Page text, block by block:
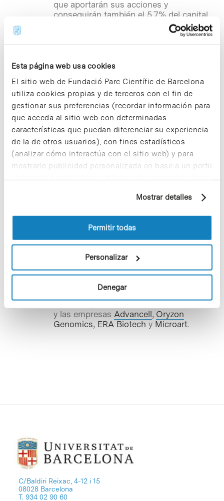
Esta página web usa cookies
El sitio web de Fundació Parc Científic de Barcelona
utiliza cookies propias y de terceros con el fin de
gestionar sus preferencias (recordar información para
que acceda al sitio web con determinadas
características que puedan diferenciar su experiencia
de la de otros usuarios), con fines estadísticos
(analizar cómo interactúa con el sitio web) y para
mostrarle publicidad personalizada en base a un perfil
elaborado a partir de sus hábitos de navegación (por
información sobre las cookies puede consultar
la Política de cookies del sitio web.
Mostrar detalles
Permitir todas
Personalizar
Denegar
que aportarán sus acciones y
conseguirán también el 5,7% del capital
de la biotec compradora La operación
garantiza el empleo de toda la plantilla
de I+D de Crystax y consolida a la
en unos 55 millones de euros–, como
desarrollo de nuevos fármacos en
oncología y enfermedades
neurodegenerativas de España, con una
plantilla de 80 investigadores.
La biotecnología del Parc
Científic de Barcelona,
presente en la Feria BIO de
Notícias
Del 6 al 9 de mayo la ciudad de Boston
acoge la XV edición de la
Internacional Convention
manifestaciones del sector
biotecnológico más reconocida a nivel
internacional, en la que este año, y por
primera vez, participa la Fundación
Bioregión de Cataluña
en el que están presentes, entre otras
entidades, el Parc Científic de Barcelona
y las empresas Advancell, Oryzon
Genomics, ERA Biotech y Microart.
C/Baldiri Reixac, 4-12 i 15
08028 Barcelona
T. 934 02 90 60